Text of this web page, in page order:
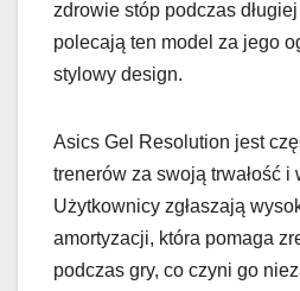
zdrowie stóp podczas
polecają ten model za jego
stylowy design.
Asics Gel Resolution jest
trenerów za swoją trwałość i
Użytkownicy zgłaszają
amortyzacji, która pomaga
podczas gry, co czyni go